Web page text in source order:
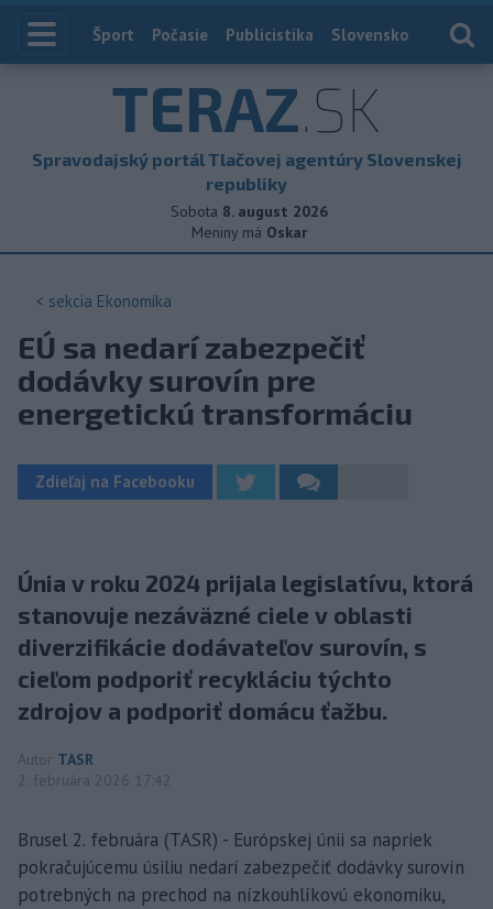
Index
Šport Počasie Publicistika Slovensko
TERAZ.SK
Spravodajský portál Tlačovej agentúry Slovenskej
republiky
Sobota 8. august 2026
Meniny má Oskar
< sekcia Ekonomika
EÚ sa nedarí zabezpečiť
dodávky surovín pre
energetickú transformáciu
Zdieľaj na Facebooku
Únia v roku 2024 prijala legislatívu, ktorá
stanovuje nezáväzné ciele v oblasti
diverzifikácie dodávateľov surovín, s
cieľom podporiť recykláciu týchto
zdrojov a podporiť domácu ťažbu.
Autor TASR
2. februára 2026 17:42
Brusel 2. februára (TASR) - Európskej únii sa napriek
pokračujúcemu úsiliu nedarí zabezpečiť dodávky surovín
potrebných na prechod na nízkouhlíkovú ekonomiku,